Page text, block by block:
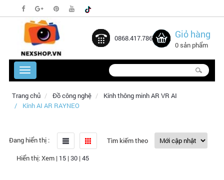
0868.417.786 Giỏ hàng
0 sản phẩm
Trang chủ Đồ công nghệ
Kính thông minh AR VR AI
Kính AI AR RAYNEO
Đang hiển thị :
Tìm kiếm theo
Hiển thị:Xem | 15 | 30 | 45